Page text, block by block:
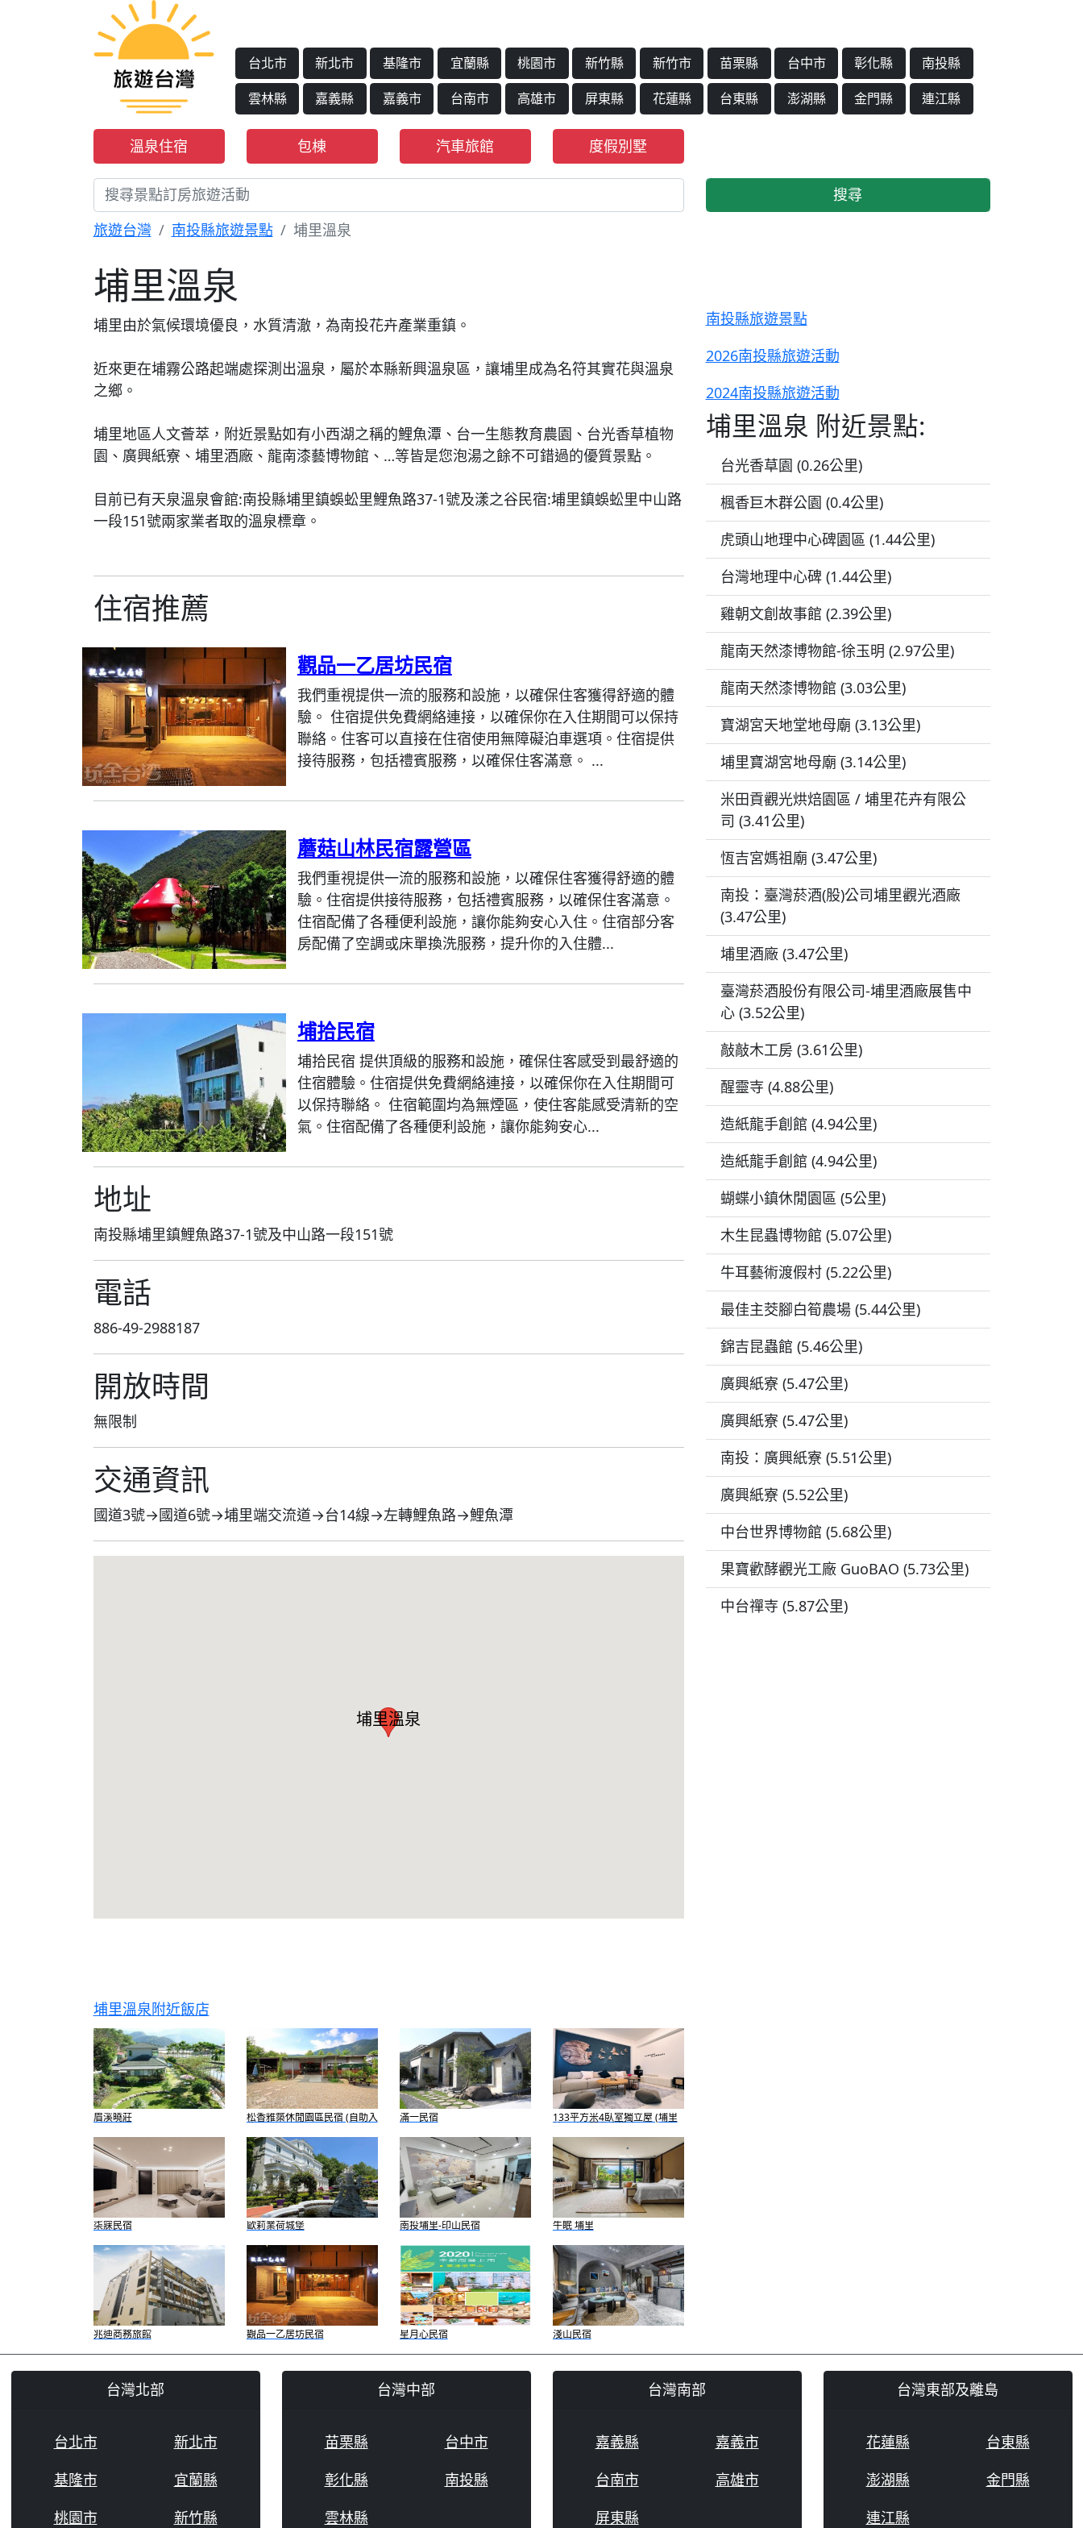
台北市 新北市 基隆市 宜蘭縣 桃園市 新竹縣 新竹市 苗栗縣 台中市 彰化縣
南投縣
雲林縣
嘉義縣 嘉義市 台南市 高雄市 屏東縣 花蓮縣 台東縣 澎湖縣 金門縣 連江縣
溫泉住宿 包棟 汽車旅館 度假別墅
搜尋
旅遊台灣
南投縣旅遊景點 埔里溫泉
埔里溫泉
埔里由於氣候環境優良，水質清澈，為南投花卉產業重鎮。
近來更在埔霧公路起端處探測出溫泉，屬於本縣新興溫泉區，讓埔里成為名符其實花與溫泉
之鄉。
埔里地區人文薈萃，附近景點如有小西湖之稱的鯉魚潭、台一生態教育農園、台光香草植物
園、廣興紙寮、埔里酒廠、龍南漆藝博物館、…等皆是您泡湯之餘不可錯過的優質景點。
目前已有天泉溫泉會館:南投縣埔里鎮蜈蚣里鯉魚路37-1號及漾之谷民宿:埔里鎮蜈蚣里中山路
一段151號兩家業者取的溫泉標章。
住宿推薦
觀品一乙居坊民宿
我們重視提供一流的服務和設施，以確保住客獲得舒適的體
驗。 住宿提供免費網絡連接，以確保你在入住期間可以保持
聯絡。住客可以直接在住宿使用無障礙泊車選項。住宿提供
接待服務，包括禮賓服務，以確保住客滿意。 ...
蘑菇山林民宿露營區
我們重視提供一流的服務和設施，以確保住客獲得舒適的體
驗。住宿提供接待服務，包括禮賓服務，以確保住客滿意。
住宿配備了各種便利設施，讓你能夠安心入住。住宿部分客
房配備了空調或床單換洗服務，提升你的入住體...
埔拾民宿
埔拾民宿 提供頂級的服務和設施，確保住客感受到最舒適的
住宿體驗。住宿提供免費網絡連接，以確保你在入住期間可
以保持聯絡。 住宿範圍均為無煙區，使住客能感受清新的空
氣。住宿配備了各種便利設施，讓你能夠安心...
地址
南投縣埔里鎮鯉魚路37-1號及中山路一段151號
電話
886-49-2988187
開放時間
無限制
交通資訊
國道3號→國道6號→埔里端交流道→台14線→左轉鯉魚路→鯉魚潭
埔里溫泉
埔里溫泉附近飯店
眉溪曉莊 松香雅築休閒園區民宿 (自助入
住)
滿一民宿 133平方米4臥室獨立屋 (埔里
鎮) - 有2間私人浴室
柒寐民宿 歐莉業荷城堡 南投埔里-印山民宿 牛眠 埔里
兆迪商務旅館 觀品一乙居坊民宿 星月心民宿 淺山民宿
南投縣旅遊景點
2026南投縣旅遊活動
2024南投縣旅遊活動
埔里溫泉 附近景點:
台光香草園 (0.26公里)
楓香巨木群公園 (0.4公里)
虎頭山地理中心碑園區 (1.44公里)
台灣地理中心碑 (1.44公里)
雞朝文創故事館 (2.39公里)
龍南天然漆博物館-徐玉明 (2.97公里)
龍南天然漆博物館 (3.03公里)
寶湖宮天地堂地母廟 (3.13公里)
埔里寶湖宮地母廟 (3.14公里)
米田貢觀光烘焙園區 / 埔里花卉有限公
司 (3.41公里)
恆吉宮媽祖廟 (3.47公里)
南投：臺灣菸酒(股)公司埔里觀光酒廠
(3.47公里)
埔里酒廠 (3.47公里)
臺灣菸酒股份有限公司-埔里酒廠展售中
心 (3.52公里)
敲敲木工房 (3.61公里)
醒靈寺 (4.88公里)
造紙龍手創館 (4.94公里)
造紙龍手創館 (4.94公里)
蝴蝶小鎮休閒園區 (5公里)
木生昆蟲博物館 (5.07公里)
牛耳藝術渡假村 (5.22公里)
最佳主茭腳白筍農場 (5.44公里)
錦吉昆蟲館 (5.46公里)
廣興紙寮 (5.47公里)
廣興紙寮 (5.47公里)
南投：廣興紙寮 (5.51公里)
廣興紙寮 (5.52公里)
中台世界博物館 (5.68公里)
果寶歡酵觀光工廠 GuoBAO (5.73公里)
中台禪寺 (5.87公里)
台灣北部
台北市
新北市
基隆市
宜蘭縣
桃園市
新竹縣
台灣中部
苗栗縣
台中市
彰化縣
南投縣
雲林縣
台灣南部
嘉義縣
嘉義市
台南市
高雄市
屏東縣
台灣東部及離島
花蓮縣
台東縣
澎湖縣
金門縣
連江縣